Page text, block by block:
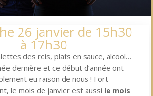
26 janvier de 15h30
à 17h30
des rois, plats en sauce, alcool…
dernière et ce début d’année ont
eu raison de nous ! Fort
le mois de janvier est aussi le mois